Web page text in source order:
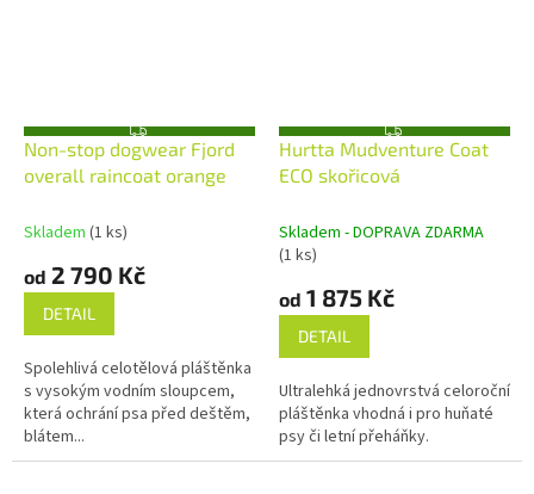
Z
D
R
Non-stop dogwear Fjord
overall raincoat orange
Skladem (1 ks)
od 2 790 Kč
DETAIL
Spolehlivá celotělová pláštěnka
s vysokým vodním sloupcem,
která ochrání psa před deštěm,
blátem...
Z
D
Hurtta Mudventure Coat
ECO skořicová
Skladem - DOPRAVA ZDARMA
(1 ks)
od 1 875 Kč
DETAIL
Ultralehká jednovrstvá celoroční
pláštěnka vhodná i pro huňaté
psy či letní přeháňky.